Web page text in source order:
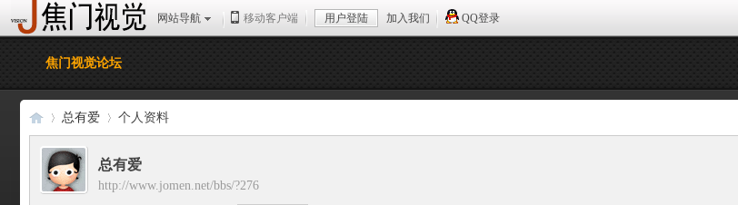
网站导航 移动客户端 用户登陆 加入我们 QQ登录
焦门视觉论坛
焦›
总有爱 个人资料
总有爱
http://www.jomen.net/bbs/?276